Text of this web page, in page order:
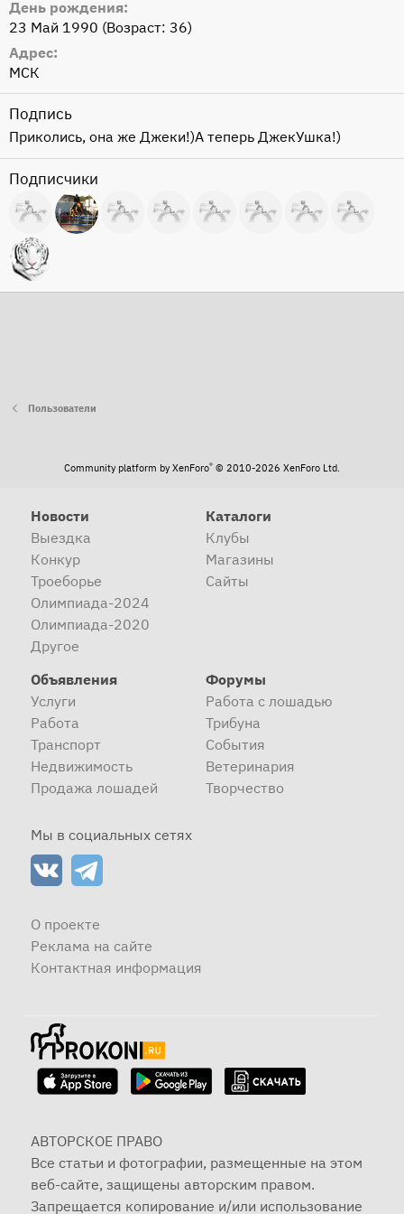
День рождения
23 Май 1990 (Возраст: 36)
Адрес
МСК
Подпись
Приколись, она же Джеки!)А теперь ДжекУшка!)
Подписчики
Пользователи
Community platform by XenForo® © 2010-2026 XenForo Ltd.
Новости
Выездка
Конкур
Троеборье
Олимпиада-2024
Олимпиада-2020
Другое
Каталоги
Клубы
Магазины
Сайты
Объявления
Услуги
Работа
Транспорт
Недвижимость
Продажа лошадей
Форумы
Работа с лошадью
Трибуна
События
Ветеринария
Творчество
Мы в социальных сетях
О проекте
Реклама на сайте
Контактная информация
АВТОРСКОЕ ПРАВО
Все статьи и фотографии, размещенные на этом
веб-сайте, защищены авторским правом.
Запрещается копирование и/или использование